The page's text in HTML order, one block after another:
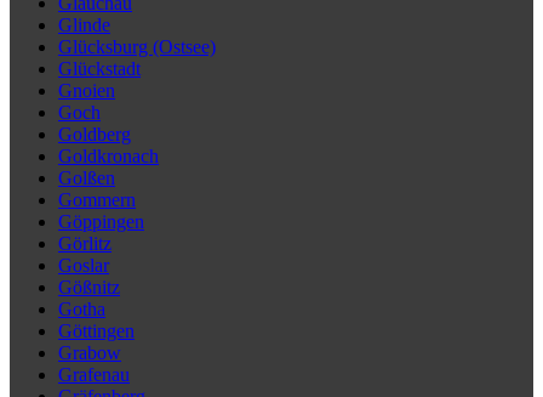
Glinde
Glücksburg (Ostsee)
Glückstadt
Gnoien
Goch
Goldberg
Goldkronach
Golßen
Gommern
Göppingen
Görlitz
Goslar
Gößnitz
Gotha
Göttingen
Grabow
Grafenau